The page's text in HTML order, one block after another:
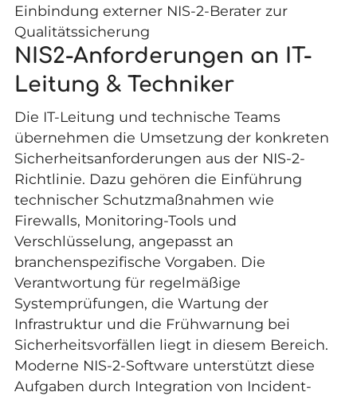
Einbindung externer NIS-2-Berater zur
Qualitätssicherung
NIS2-Anforderungen an IT-
Leitung & Techniker
Die IT-Leitung und technische Teams
übernehmen die Umsetzung der konkreten
Sicherheitsanforderungen aus der NIS-2-
Richtlinie. Dazu gehören die Einführung
technischer Schutzmaßnahmen wie
Firewalls, Monitoring-Tools und
Verschlüsselung, angepasst an
branchenspezifische Vorgaben. Die
Verantwortung für regelmäßige
Systemprüfungen, die Wartung der
Infrastruktur und die Frühwarnung bei
Sicherheitsvorfällen liegt in diesem Bereich.
Moderne NIS-2-Software unterstützt diese
Aufgaben durch Integration von Incident-